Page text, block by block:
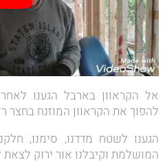
אל הקראוון בארבל הגענו
להפוך את הקראוון המוזנח
הגענו לשטח מדדנו, סימנו,
המושלמת וקיבלנו אור ירוק לצאת